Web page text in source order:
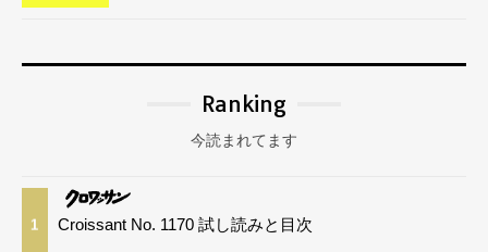
Ranking
今読まれてます
1 Croissant No. 1170 試し読みと目次